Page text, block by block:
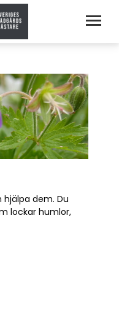
hjälpa dem. Du
lockar humlor,